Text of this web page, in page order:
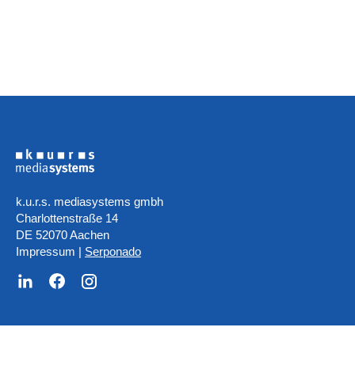
k.u.r.s. mediasystems gmbh
Charlottenstraße 14
DE 52070 Aachen
Impressum | Serponado